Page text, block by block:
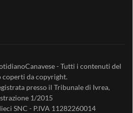
- Tutti i contenuti del
coperti da copyright.
presso il Tribunale di Ivrea,
1/2015
SNC - P.IVA 11282260014